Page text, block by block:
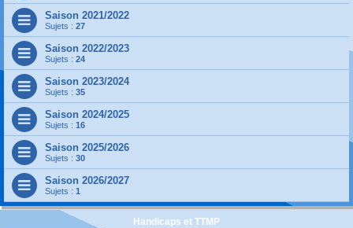
Saison 2021/2022
Sujets : 27
Saison 2022/2023
Sujets : 24
Saison 2023/2024
Sujets : 35
Saison 2024/2025
Sujets : 16
Saison 2025/2026
Sujets : 30
Saison 2026/2027
Sujets : 1
Handicaps et TTMP